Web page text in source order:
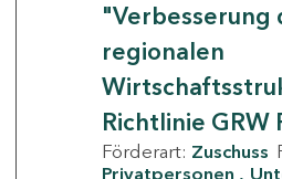
"Verbesserung
regionalen
Richtlinie GRW
Förderart: Zuschuss
Privatpersonen